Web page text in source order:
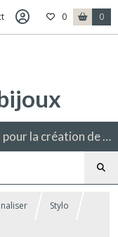
0 0
Fournitures et supports de cabochon pour la création de bijoux fantaisie.
Stylo